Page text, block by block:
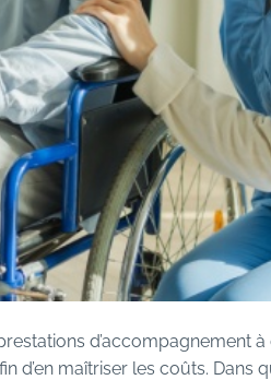
d’accompagnement
d’en maîtriser les coûts.